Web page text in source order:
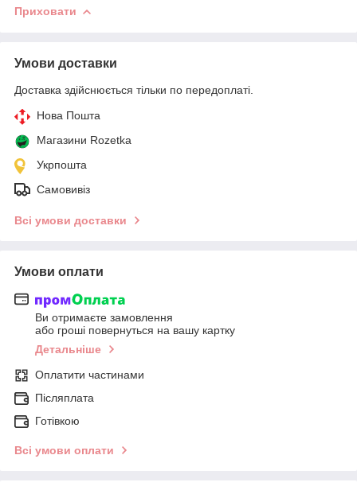
Приховати
Умови доставки
Доставка здійснюється тільки по передоплаті.
Нова Пошта
Магазини Rozetka
Укрпошта
Самовивіз
Всі умови доставки
Умови оплати
Ви отримаєте замовлення
або гроші повернуться на вашу картку
Детальніше
Оплатити частинами
Післяплата
Готівкою
Всі умови оплати